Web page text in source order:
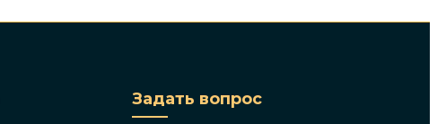
Задать вопрос